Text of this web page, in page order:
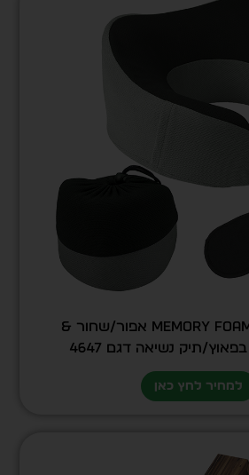
כרית לצוואר MEMORY FOAM אפור/שחור &
תיק נשיאה דגם 4647
למחיר לחץ כאן